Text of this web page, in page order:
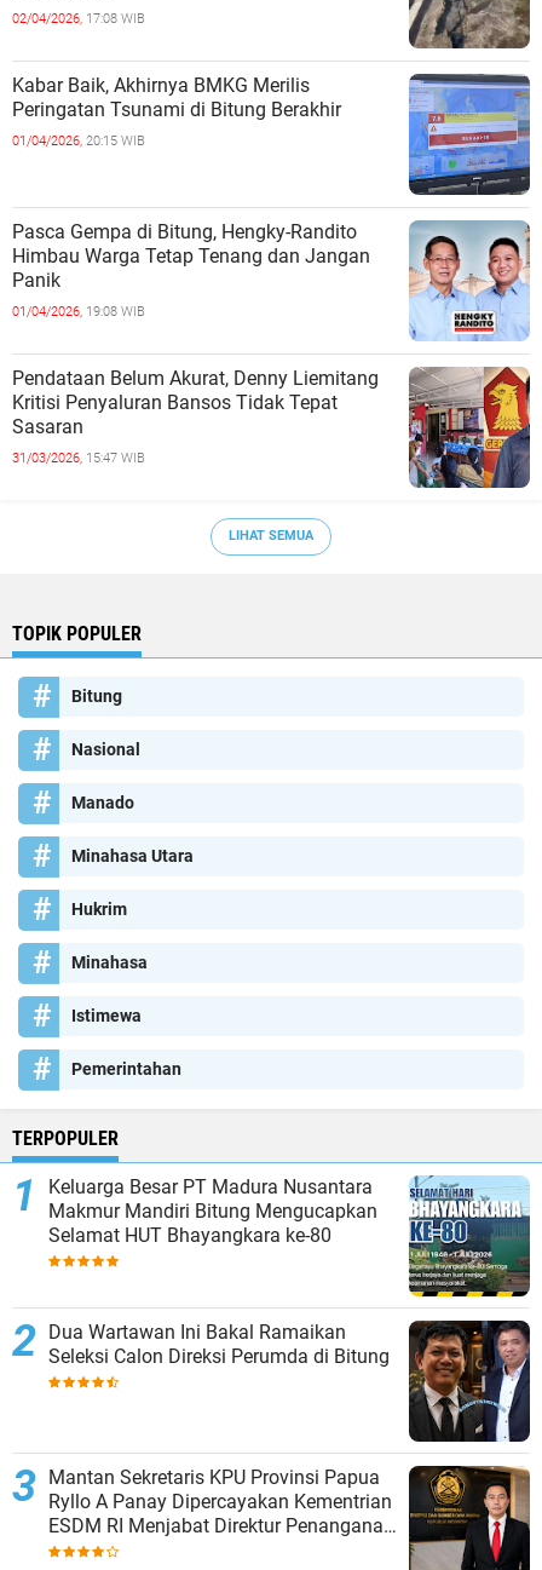
02/04/2026, 17:08 WIB
Kabar Baik, Akhirnya BMKG Merilis
Peringatan Tsunami di Bitung Berakhir
01/04/2026, 20:15 WIB
Pasca Gempa di Bitung, Hengky-Randito
Himbau Warga Tetap Tenang dan Jangan
Panik
01/04/2026, 19:08 WIB
Pendataan Belum Akurat, Denny Liemitang
Kritisi Penyaluran Bansos Tidak Tepat
Sasaran
31/03/2026, 15:47 WIB
LIHAT SEMUA
TOPIK POPULER
Bitung
Nasional
Manado
Minahasa Utara
Hukrim
Minahasa
Istimewa
Pemerintahan
TERPOPULER
Keluarga Besar PT Madura Nusantara
Makmur Mandiri Bitung Mengucapkan
Selamat HUT Bhayangkara ke-80
Dua Wartawan Ini Bakal Ramaikan
Seleksi Calon Direksi Perumda di Bitung
Mantan Sekretaris KPU Provinsi Papua
Ryllo A Panay Dipercayakan Kementrian
ESDM RI Menjabat Direktur Penanganan
Aset Barang Bukti